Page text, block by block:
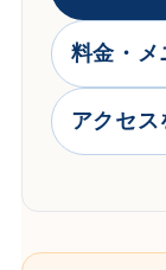
料金・メ
アクセス